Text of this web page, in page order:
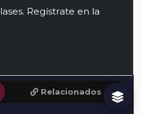
Regístrate en la
Relacionados